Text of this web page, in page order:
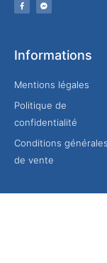
Informations
Mentions légales
Politique de
confidentialité
Conditions générales
de vente